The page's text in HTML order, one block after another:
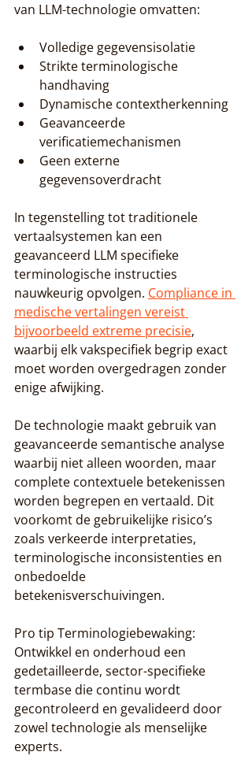
van LLM-technologie omvatten:
Volledige gegevensisolatie
Strikte terminologische
handhaving
Dynamische contextherkenning
Geavanceerde
verificatiemechanismen
Geen externe
gegevensoverdracht
In tegenstelling tot traditionele
vertaalsystemen kan een
geavanceerd LLM specifieke
terminologische instructies
nauwkeurig opvolgen. Compliance in
medische vertalingen vereist
bijvoorbeeld extreme precisie,
waarbij elk vakspecifiek begrip exact
moet worden overgedragen zonder
enige afwijking.
De technologie maakt gebruik van
geavanceerde semantische analyse
waarbij niet alleen woorden, maar
complete contextuele betekenissen
worden begrepen en vertaald. Dit
voorkomt de gebruikelijke risico’s
zoals verkeerde interpretaties,
terminologische inconsistenties en
onbedoelde
betekenisverschuivingen.
Pro tip Terminologiebewaking:
Ontwikkel en onderhoud een
gedetailleerde, sector-specifieke
termbase die continu wordt
gecontroleerd en gevalideerd door
zowel technologie als menselijke
experts.